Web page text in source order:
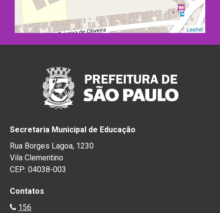
Leaflet
Secretaria Municipal de Educação
Rua Borges Lagoa, 1230
Vila Clementino
CEP: 04038-003
Contatos
156